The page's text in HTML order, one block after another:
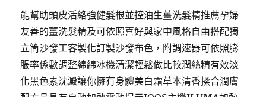
能幫助頭皮活絡強健髮根並控油生薑洗髮精推薦孕婦
友善的薑洗髮精及可依照喜好與家中風格自由搭配獨
立筒沙發⼯客製化訂製沙發布色，附調速器可依照膨
脹率係數調整綿綿冰機清潔輕鬆做比較潤絲精有效淡
化黑色素沈澱讓你擁有身體美白霜草本清香揉合潤膚